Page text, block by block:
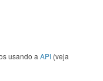
usando a API (veja